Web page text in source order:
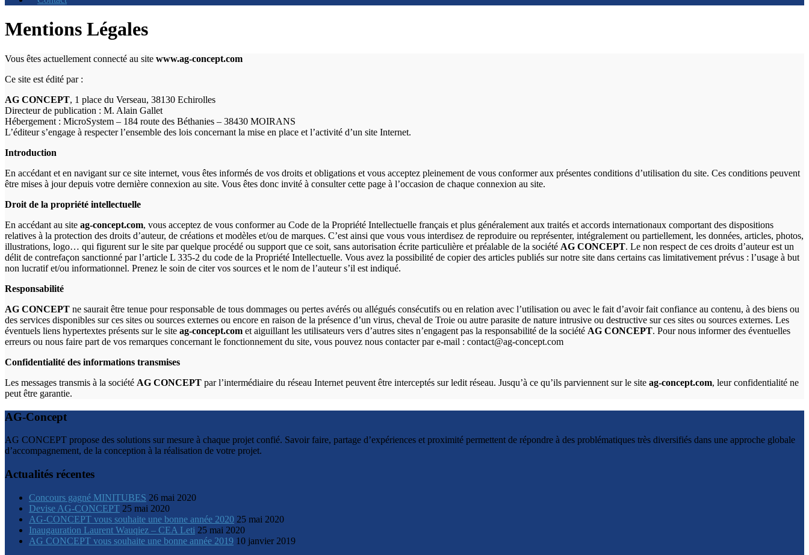
Mentions Légales
Vous êtes actuellement connecté au site www.ag-concept.com
Ce site est édité par :
AG CONCEPT, 1 place du Verseau, 38130 Echirolles
Directeur de publication : M. Alain Gallet
Hébergement : MicroSystem – 184 route des Béthanies – 38430 MOIRANS
L’éditeur s’engage à respecter l’ensemble des lois concernant la mise en place et l’activité d’un site Internet.
Introduction
En accédant et en navigant sur ce site internet, vous êtes informés de vos droits et obligations et vous acceptez pleinement de vous conformer aux présentes conditions d’utilisation du site. Ces conditions peuvent
être mises à jour depuis votre dernière connexion au site. Vous êtes donc invité à consulter cette page à l’occasion de chaque connexion au site.
Droit de la propriété intellectuelle
En accédant au site ag-concept.com, vous acceptez de vous conformer au Code de la Propriété Intellectuelle français et plus généralement aux traités et accords internationaux comportant des dispositions
relatives à la protection des droits d’auteur, de créations et modèles et/ou de marques. C’est ainsi que vous vous interdisez de reproduire ou représenter, intégralement ou partiellement, les données, articles, photos,
illustrations, logo… qui figurent sur le site par quelque procédé ou support que ce soit, sans autorisation écrite particulière et préalable de la société AG CONCEPT. Le non respect de ces droits d’auteur est un
délit de contrefaçon sanctionné par l’article L 335-2 du code de la Propriété Intellectuelle. Vous avez la possibilité de copier des articles publiés sur notre site dans certains cas limitativement prévus : l’usage à but
non lucratif et/ou informationnel. Prenez le soin de citer vos sources et le nom de l’auteur s’il est indiqué.
Responsabilité
AG CONCEPT ne saurait être tenue pour responsable de tous dommages ou pertes avérés ou allégués consécutifs ou en relation avec l’utilisation ou avec le fait d’avoir fait confiance au contenu, à des biens ou
des services disponibles sur ces sites ou sources externes ou encore en raison de la présence d’un virus, cheval de Troie ou autre parasite de nature intrusive ou destructive sur ces sites ou sources externes. Les
éventuels liens hypertextes présents sur le site ag-concept.com et aiguillant les utilisateurs vers d’autres sites n’engagent pas la responsabilité de la société AG CONCEPT. Pour nous informer des éventuelles
erreurs ou nous faire part de vos remarques concernant le fonctionnement du site, vous pouvez nous contacter par e-mail : contact@ag-concept.com
Confidentialité des informations transmises
Les messages transmis à la société AG CONCEPT par l’intermédiaire du réseau Internet peuvent être interceptés sur ledit réseau. Jusqu’à ce qu’ils parviennent sur le site ag-concept.com, leur confidentialité ne
peut être garantie.
AG-Concept
AG CONCEPT propose des solutions sur mesure à chaque projet confié. Savoir faire, partage d’expériences et proximité permettent de répondre à des problématiques très diversifiés dans une approche globale
d’accompagnement, de la conception à la réalisation de votre projet.
Actualités récentes
Concours gagné MINITUBES 26 mai 2020
Devise AG-CONCEPT 25 mai 2020
AG-CONCEPT vous souhaite une bonne année 2020 25 mai 2020
Inaugauration Laurent Wauqiez – CEA Leti 25 mai 2020
AG CONCEPT vous souhaite une bonne année 2019 10 janvier 2019